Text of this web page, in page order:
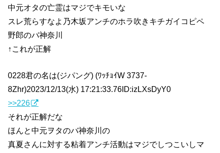
中元オタの亡霊はマジでキモいな
スレ荒らすなよ乃木坂アンチのホラ吹きキチガイコピペ
野郎のバ神奈川
↑これが正解
0228君の名は(ジパング) (ﾜｯﾁｮｲW 3737-
8Zhr)2023/12/13(水) 17:21:33.76ID:izLXsDyY0
>>226
それが正解だな
ほんと中元ヲタのバ神奈川の
真夏さんに対する粘着アンチ活動はマジでしつこいしマ